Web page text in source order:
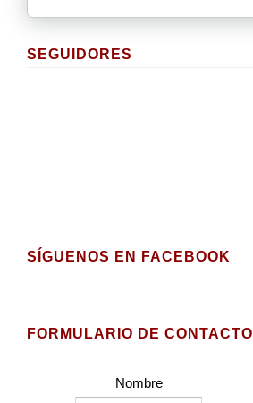
SEGUIDORES
SÍGUENOS EN FACEBOOK
FORMULARIO DE CONTACTO
Nombre